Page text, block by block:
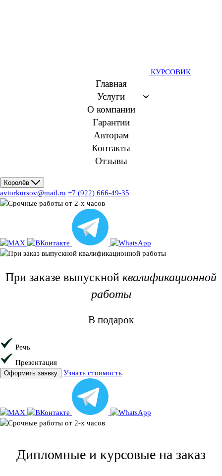
КУРСОВИК
Главная
Услуги
О компании
Гарантии
Авторам
Контакты
Отзывы
Королёв
avtorkursov@mail.ru +7 (922) 666-49-35
При заказе выпускной квалификационной
работы
В подарок
Речь
Презентация
Оформить заявку Узнать стоимость
Дипломные и курсовые на заказ